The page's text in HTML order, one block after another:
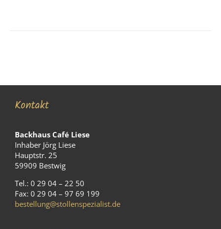
Kontakt
Backhaus Café Liese
Inhaber Jörg Liese
Hauptstr. 25
59909 Bestwig
Tel.: 0 29 04 – 22 50
Fax: 0 29 04 – 97 69 199
bestellung@stollenspezialist.de